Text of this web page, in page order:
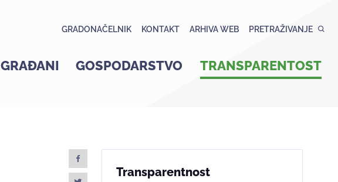
GRADONAČELNIK KONTAKT ARHIVA WEB PRETRAŽIVANJE
GRAĐANI GOSPODARSTVO TRANSPARENTOST
Transparentnost